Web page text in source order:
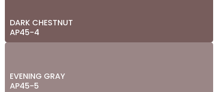
DARK CHESTNUT
AP45-4
EVENING GRAY
AP45-5